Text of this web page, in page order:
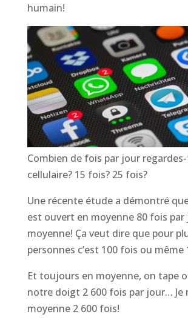
humain!
Combien de fois par jour
cellulaire? 15 fois? 25 fois?
Une récente étude a démontré
est ouvert en moyenne 80 fois
moyenne! Ça veut dire que pour
personnes c’est 100 fois ou même
Et toujours en moyenne, on tape
notre doigt 2 600 fois par jour… Je
moyenne 2 600 fois!